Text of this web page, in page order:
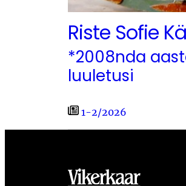
Riste Sofie
*2008nda
luuletusi
1-2/2026